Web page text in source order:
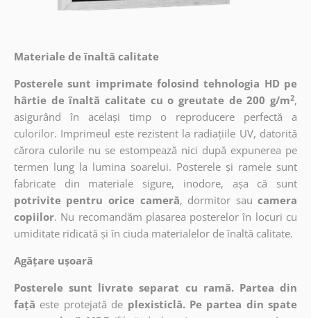
Materiale de înaltă calitate
Posterele sunt imprimate folosind tehnologia HD pe
hârtie de înaltă calitate cu o greutate de 200 g/m2,
asigurând în același timp o reproducere perfectă a
culorilor. Imprimeul este rezistent la radiațiile UV, datorită
cărora culorile nu se estompează nici după expunerea pe
termen lung la lumina soarelui. Posterele și ramele sunt
fabricate din materiale sigure, inodore, așa că sunt
potrivite pentru orice cameră, dormitor sau camera
copiilor. Nu recomandăm plasarea posterelor în locuri cu
umiditate ridicată și în ciuda materialelor de înaltă calitate.
Agățare ușoară
Posterele sunt livrate separat cu ramă. Partea din
față este protejată de plexisticlă. Pe partea din spate